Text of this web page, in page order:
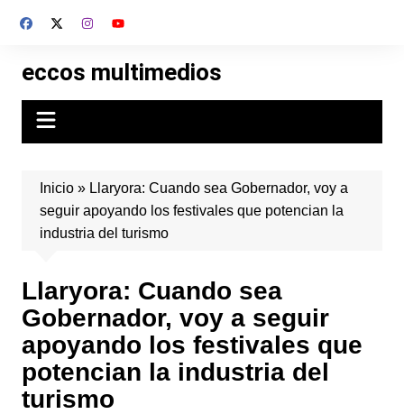
eccos multimedios
Inicio» Llaryora: Cuando sea Gobernador, voy a
seguir apoyando los festivales que potencian la
industria del turismo
Llaryora: Cuando sea
Gobernador, voy a seguir
apoyando los festivales que
potencian la industria del
turismo